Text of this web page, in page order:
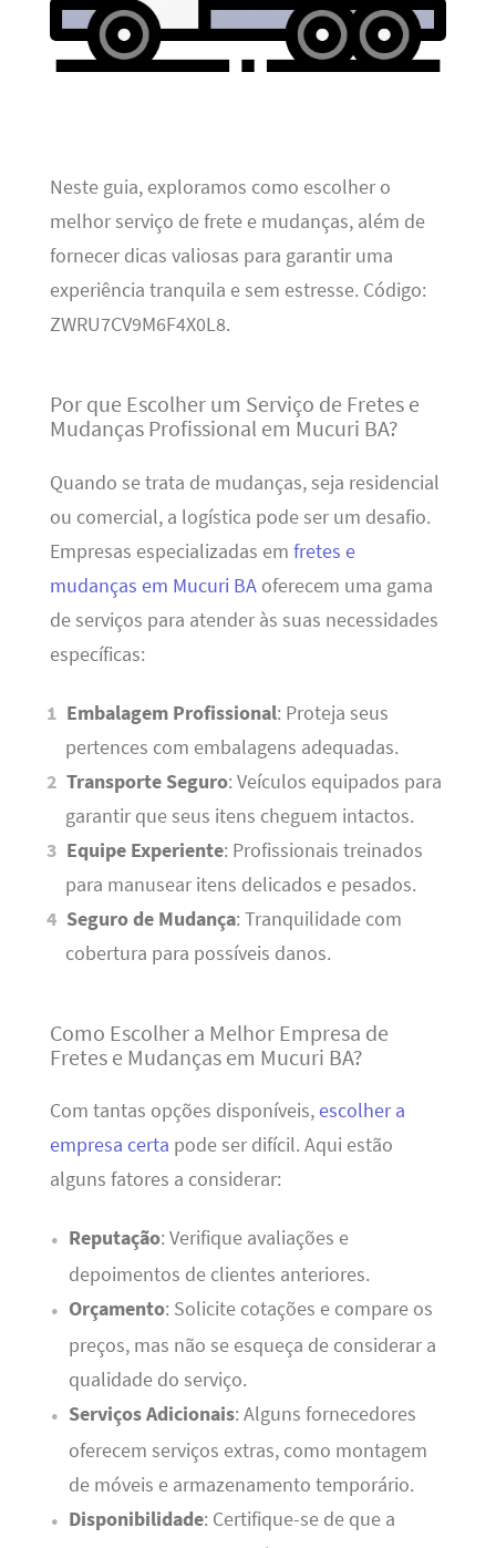
Neste guia, exploramos como escolher o
melhor serviço de frete e mudanças, além de
fornecer dicas valiosas para garantir uma
experiência tranquila e sem estresse. Código:
ZWRU7CV9M6F4X0L8.
Por que Escolher um Serviço de Fretes e
Mudanças Profissional em Mucuri BA?
Quando se trata de mudanças, seja residencial
ou comercial, a logística pode ser um desafio.
Empresas especializadas em fretes e
mudanças em Mucuri BAoferecem uma gama
de serviços para atender às suas necessidades
específicas:
Embalagem Profissional: Proteja seus
pertences com embalagens adequadas.
Transporte Seguro: Veículos equipados para
garantir que seus itens cheguem intactos.
Equipe Experiente: Profissionais treinados
para manusear itens delicados e pesados.
Seguro de Mudança: Tranquilidade com
cobertura para possíveis danos.
Como Escolher a Melhor Empresa de
Fretes e Mudanças em Mucuri BA?
Com tantas opções disponíveis,escolher a
empresa certa pode ser difícil. Aqui estão
alguns fatores a considerar:
Reputação: Verifique avaliações e
depoimentos de clientes anteriores.
Orçamento: Solicite cotações e compare os
preços, mas não se esqueça de considerar a
qualidade do serviço.
Serviços Adicionais: Alguns fornecedores
oferecem serviços extras, como montagem
de móveis e armazenamento temporário.
Disponibilidade: Certifique-se de que a